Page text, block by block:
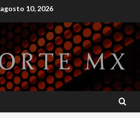
agosto 10, 2026